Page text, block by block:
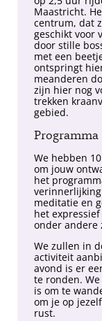
Maastricht.
centrum, dat
geschikt voor
door stille
met een
ontspringt
meanderen
zijn hier nog
trekken
gebied.
Programma
We hebben
om jouw
het
verinnerlijking
meditatie en
het
onder andere
We zullen in
activiteit
avond is er
te ronden.
is om te
om je op
rust.